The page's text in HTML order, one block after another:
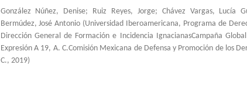
González Núñez, Denise; Ruiz Reyes, Jorge; Chávez Vargas, Lucía
Bermúdez, José Antonio (Universidad Iberoamericana, Programa de
Dirección General de Formación e Incidencia IgnacianasCampaña
Expresión A 19, A. C.Comisión Mexicana de Defensa y Promoción de los
C., 2019)